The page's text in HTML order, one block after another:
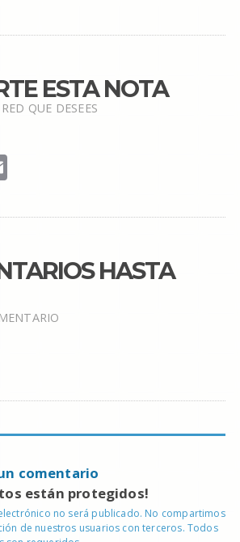
ESTA NOTA
QUE DESEES
Email
HASTA
comentario
están protegidos!
no será publicado. No compartimos
de nuestros usuarios con terceros. Todos